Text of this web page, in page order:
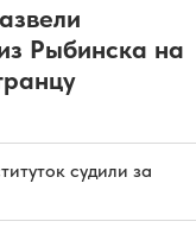
Рыбинска на
судили за